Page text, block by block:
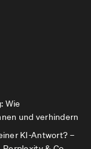
Wie
und verhindern
KI-Antwort? –